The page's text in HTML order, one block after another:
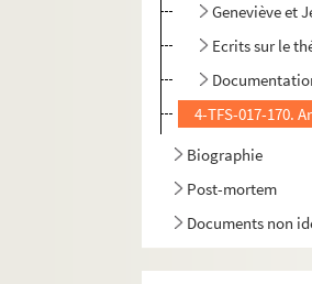
Geneviève et
Ecrits sur le
4-TFS-017-170.
Biographie
Post-mortem
Documents non